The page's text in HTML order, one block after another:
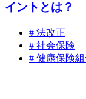
イントとは？
# 法改正
# 社会保険
# 健康保険